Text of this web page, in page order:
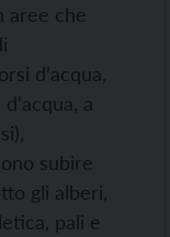
aree che
d’acqua,
a
subire
gli alberi,
pali e